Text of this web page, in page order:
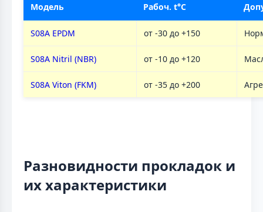
Модель Рабоч. t°C
S08A EPDM от -30 до +150
S08A Nitril (NBR) от -10 до +120
S08A Viton (FKM) от -35 до +200
Разновидности прокладок и
их характеристики